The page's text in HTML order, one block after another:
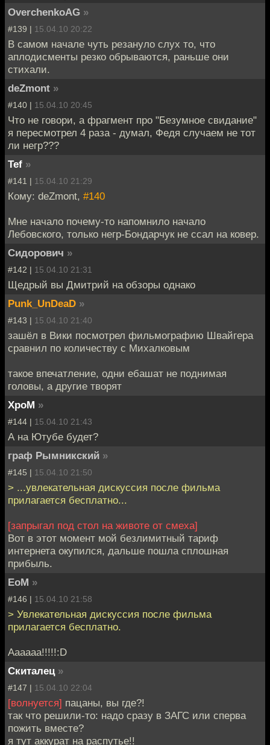
OverchenkoAG »
#139 | 15.04.10 20:22
В самом начале чуть резануло слух то, что
аплодисменты резко обрываются, раньше они
стихали.
deZmont »
#140 | 15.04.10 20:45
Что не говори, а фрагмент про "Безумное свидание"
я пересмотрел 4 раза - думал, Федя случаем не тот
ли негр???
Tef »
#141 | 15.04.10 21:29
Кому: deZmont, #140
Мне начало почему-то напомнило начало
Лебовского, только негр-Бондарчук не ссал на ковер.
Сидорович »
#142 | 15.04.10 21:31
Щедрый вы Дмитрий на обзоры однако
Punk_UnDeaD »
#143 | 15.04.10 21:40
зашёл в Вики посмотрел фильмографию Швайгера
сравнил по количеству с Михалковым
такое впечатление, одни ебашат не поднимая
головы, а другие творят
XpoM »
#144 | 15.04.10 21:43
А на Ютубе будет?
граф Рымникский »
#145 | 15.04.10 21:50
> ...увлекательная дискуссия после фильма
прилагается бесплатно...
[запрыгал под стол на животе от смеха]
Вот в этот момент мой безлимитный тариф
интернета окупился, дальше пошла сплошная
прибыль.
EoM »
#146 | 15.04.10 21:58
> Увлекательная дискуссия после фильма
прилагается бесплатно.
Аааааа!!!!!:D
Скиталец »
#147 | 15.04.10 22:04
[волнуется] пацаны, вы где?!
так что решили-то: надо сразу в ЗАГС или сперва
пожить вместе?
я тут аккурат на распутье!!